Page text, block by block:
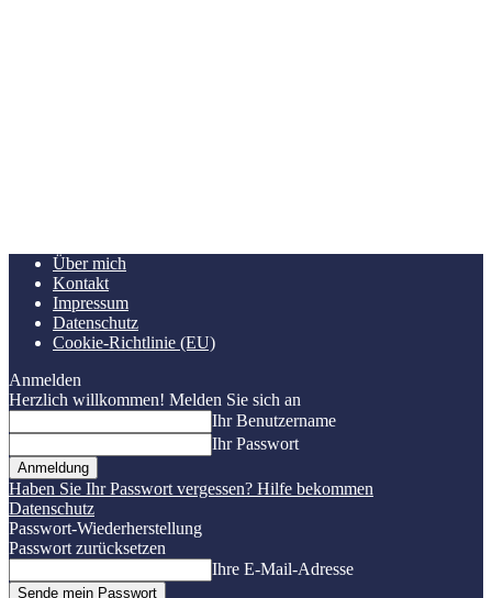
Über mich
Kontakt
Impressum
Datenschutz
Cookie-Richtlinie (EU)
Anmelden
Herzlich willkommen! Melden Sie sich an
Ihr Benutzername
Ihr Passwort
Haben Sie Ihr Passwort vergessen? Hilfe bekommen
Datenschutz
Passwort-Wiederherstellung
Passwort zurücksetzen
Ihre E-Mail-Adresse